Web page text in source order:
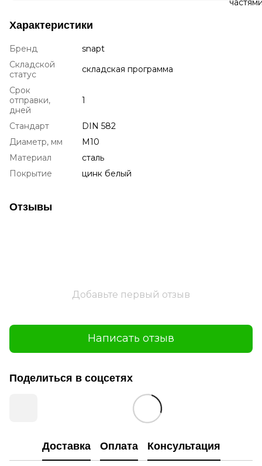
Характеристики
Бренд
snapt
Складской
статус
складская программа
Срок
отправки,
дней
1
Стандарт
DIN 582
Диаметр, мм
М10
Материал
сталь
Покрытие
цинк белый
Отзывы
Добавьте первый отзыв
Написать отзыв
Поделиться в соцсетях
Доставка Оплата Консультация